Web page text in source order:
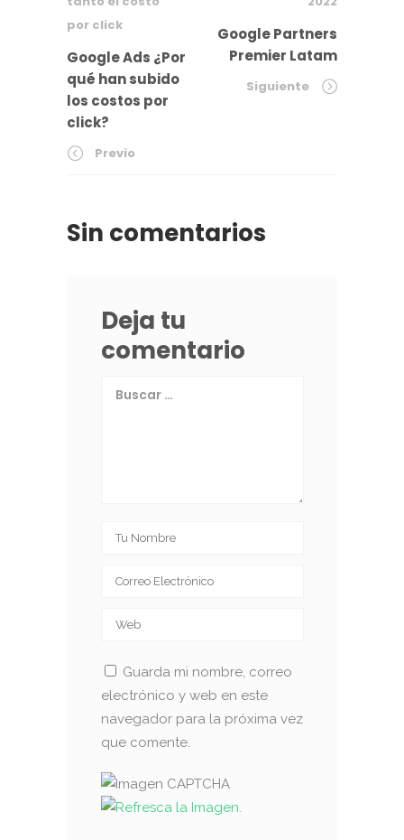
Google Ads ¿Por
qué han subido
los costos por
click?
Previo
Google Partners
Premier Latam
Siguiente
Sin comentarios
Deja tu
comentario
Guarda mi nombre, correo
electrónico y web en este
navegador para la próxima vez
que comente.